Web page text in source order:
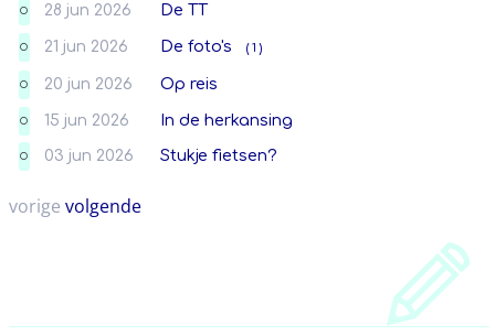
O 28 jun 2026 De TT
O 21 jun 2026 De foto's ( 1 )
O 20 jun 2026 Op reis
O 15 jun 2026 In de herkansing
O 03 jun 2026 Stukje fietsen?
vorige volgende